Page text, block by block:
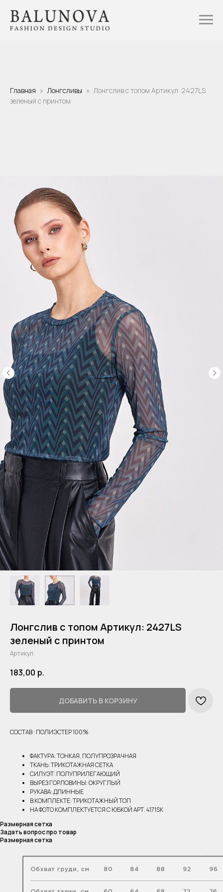
Главная Лонгсливы
Лонгслив с топом Артикул: 2427LS
зеленый с принтом
Лонгслив с топом Артикул: 2427LS
зеленый с принтом
Артикул:
183,00 р.
ДОБАВИТЬ В КОРЗИНУ
СОСТАВ : ПОЛИЭСТЕР 100%
ФАКТУРА: ТОНКАЯ, ПОЛУПРОЗРАЧНАЯ
ТКАНЬ: ТРИКОТАЖНАЯ СЕТКА
СИЛУЭТ: ПОЛУПРИЛЕГАЮЩИЙ
ВЫРЕЗ ГОРЛОВИНЫ: ОКРУГЛЫЙ
РУКАВА: ДЛИННЫЕ
В КОМПЛЕКТЕ: ТРИКОТАЖНЫЙ ТОП
НА ФОТО КОМПЛЕКТУЕТСЯ С ЮБКОЙ АРТ. 4171SK
Размерная сетка
Задать вопрос про товар
Размерная сетка